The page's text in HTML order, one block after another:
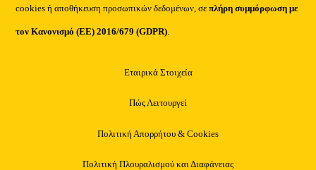
cookies ή αποθήκευση προσωπικών δεδομένων, σεπλήρη συμμόρφωση με
τον Κανονισμό (ΕΕ) 2016/679 (GDPR).
Εταιρικά Στοιχεία
Πώς Λειτουργεί
Πολιτική Απορρήτου & Cookies
Πολιτική Πλουραλισμού και Διαφάνειας